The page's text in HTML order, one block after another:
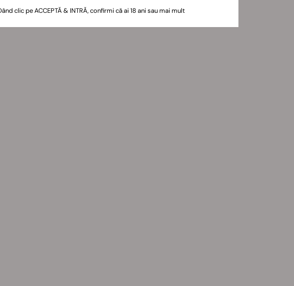
clic pe ACCEPTĂ & INTRĂ, confirmi că ai 18 ani sau mai mult